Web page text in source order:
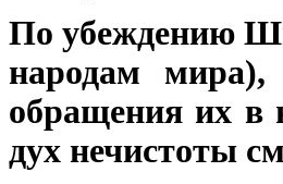
По убеждению
народам мира),
обращения их в
дух нечистоты